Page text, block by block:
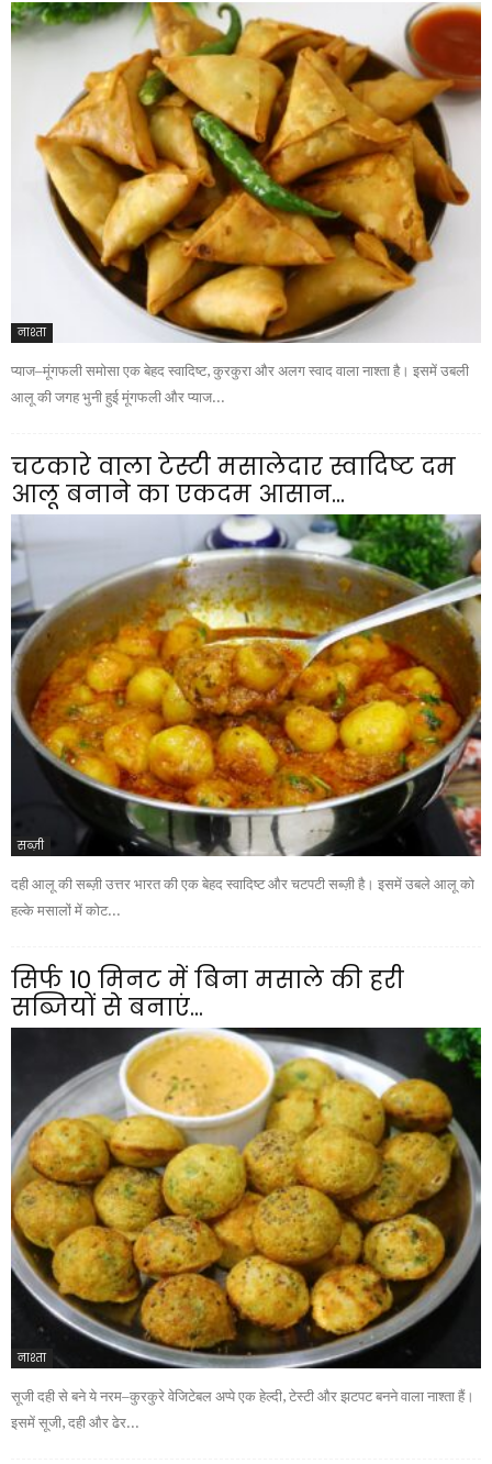
नाश्ता
प्याज–मूंगफली समोसा एक बेहद स्वादिष्ट, कुरकुरा और अलग स्वाद वाला नाश्ता है। इसमें उबली
आलू की जगह भुनी हुई मूंगफली और प्याज...
चटकारे वाला टेस्टी मसालेदार स्वादिष्ट दम
आलू बनाने का एकदम आसान...
सब्ज़ी
दही आलू की सब्ज़ी उत्तर भारत की एक बेहद स्वादिष्ट और चटपटी सब्ज़ी है। इसमें उबले आलू को
हल्के मसालों में कोट...
सिर्फ 10 मिनट में बिना मसाले की हरी
सब्जियों से बनाएं...
नाश्ता
सूजी दही से बने ये नरम–कुरकुरे वेजिटेबल अप्पे एक हेल्दी, टेस्टी और झटपट बनने वाला नाश्ता हैं।
इसमें सूजी, दही और ढेर...